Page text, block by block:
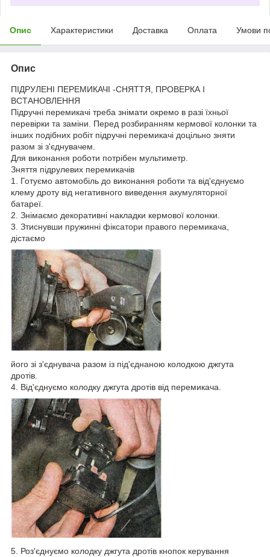
Опис Характеристики Доставка Оплата Умови
Опис
ПІДРУЛЕНІ ПЕРЕМИКАЧІ -СНЯТТЯ, ПРОВЕРКА І
ВСТАНОВЛЕННЯ
Підручні перемикачі треба знімати окремо в разі їхньої
перевірки та заміни. Перед розбиранням кермової колонки та
інших подібних робіт підручні перемикачі доцільно зняти
разом зі з'єднувачем.
Для виконання роботи потрібен мультиметр.
Зняття підрулевих перемикачів
1. Готуємо автомобіль до виконання роботи та від'єднуємо
клему дроту від негативного виведення акумуляторної
батареї.
2. Знімаємо декоративні накладки кермової колонки.
3. Зтиснувши пружинні фіксатори правого перемикача,
дістаємо
його зі з'єднувача разом із під'єднаною колодкою джгута
дротів.
4. Від'єднуємо колодку джгута дротів від перемикача.
5. Роз'єднуємо колодку джгута дротів кнопок керування